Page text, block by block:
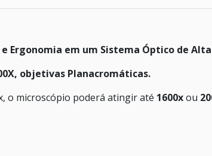
Ergonomia em um Sistema Óptico de
objetivas Planacromáticas.
o microscópio poderá atingir até 1600xou